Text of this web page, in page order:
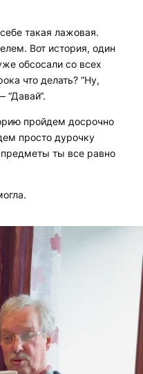
такая лажовая.
Вот история, один
обсосали со всех
что делать? “Ну,
пройдем досрочно
просто дурочку
ты все равно